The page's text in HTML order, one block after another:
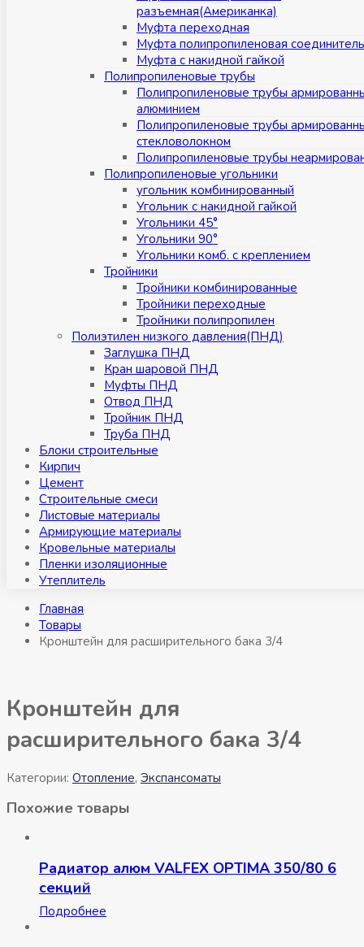
разъемная(Американка)
Муфта переходная
Муфта полипропиленовая
Муфта с накидной гайкой
Полипропиленовые трубы
Полипропиленовые трубы
алюминием
Полипропиленовые трубы
стекловолокном
Полипропиленовые трубы
Полипропиленовые угольники
угольник комбинированный
Угольник с накидной гайкой
Угольники 45°
Угольники 90°
Угольники комб. с креплением
Тройники
Тройники комбинированные
Тройники переходные
Тройники полипропилен
Полиэтилен низкого давления(ПНД)
Заглушка ПНД
Кран шаровой ПНД
Муфты ПНД
Отвод ПНД
Тройник ПНД
Труба ПНД
Блоки строительные
Кирпич
Цемент
Строительные смеси
Листовые материалы
Армирующие материалы
Кровельные материалы
Пленки изоляционные
Утеплитель
Главная
Товары
Кронштейн для расширительного бака 3/4
Кронштейн для
расширительного бака 3/4
Категории: Отопление, Экспансоматы
Похожие товары
Радиатор алюм VALFEX OPTIMA 350/80 6
секций
Подробнее